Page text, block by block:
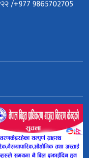
/+977 9865702705